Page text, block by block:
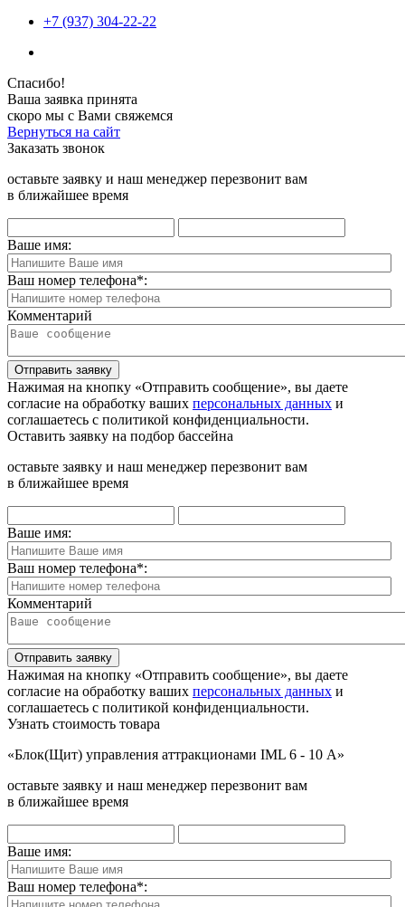
+7 (937) 304-22-22
Спасибо!
Ваша заявка принята
скоро мы с Вами свяжемся
Вернуться на сайт
Заказать звонок
оставьте заявку и наш менеджер перезвонит вам
в ближайшее время
Ваше имя:
Ваш номер телефона*:
Комментарий
Отправить заявку
Нажимая на кнопку «Отправить сообщение», вы даете
согласие на обработку ваших персональных данных и
соглашаетесь с политикой конфиденциальности.
Оставить заявку на подбор бассейна
оставьте заявку и наш менеджер перезвонит вам
в ближайшее время
Ваше имя:
Ваш номер телефона*:
Комментарий
Отправить заявку
Нажимая на кнопку «Отправить сообщение», вы даете
согласие на обработку ваших персональных данных и
соглашаетесь с политикой конфиденциальности.
Узнать стоимость товара
«Блок(Щит) управления аттракционами IML 6 - 10 А»
оставьте заявку и наш менеджер перезвонит вам
в ближайшее время
Ваше имя:
Ваш номер телефона*: